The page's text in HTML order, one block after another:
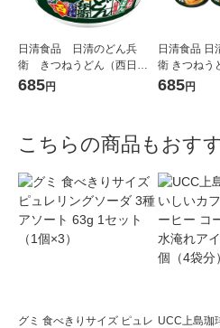
日清食品 日清のどん兵
衛 きつねうどん（西日本
版） 1セット（3食入）
685円
日清食品 日
衛 きつねう
ップうどん
685円
こちらの商品もおす
グミ 食べきりサイズ ピュレ UCC上島珈